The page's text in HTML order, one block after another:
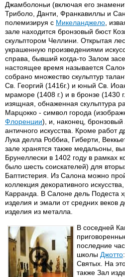
Джамболоньи (включая его
Триболо, Данти, Франкавиллы и
полемизируя с Микеланджело ,
зале находится бронзовый бюст
скульптором Челлини. Открытая
украшенную произведениями
справа, бывший когда-то Залом
настоящее время называется
собрано множество скульптур
Св. Георгий (1416г.) и юный Св.
мраморе (1408 г.) и в бронзе (1430
изящная, обнаженная скульптура
Марцокко - символ города
Флоренции), и, наконец,
античного искусства. Кроме работ
Лука делла Роббиа, Гиберти,
зале хранятся также медальоны,
Брунеллески в 1402 году в рамках
было шесть соискателей) для
Баптистерия. Из Салона можно
коллекция декоративного
Карранда. В Салоне дель Подеста
изделия и эмали от средних веков
изделия из металла.
В соседней
последние
школы Джотто
Святых. На
также Зал